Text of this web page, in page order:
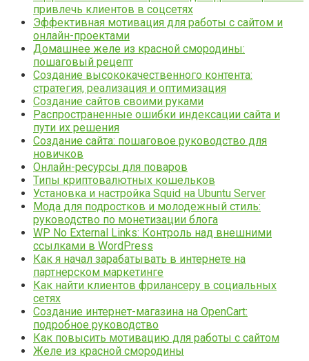
привлечь клиентов в соцсетях
Эффективная мотивация для работы с сайтом и
онлайн-проектами
Домашнее желе из красной смородины:
пошаговый рецепт
Создание высококачественного контента:
стратегия, реализация и оптимизация
Создание сайтов своими руками
Распространенные ошибки индексации сайта и
пути их решения
Создание сайта: пошаговое руководство для
новичков
Онлайн-ресурсы для поваров
Типы криптовалютных кошельков
Установка и настройка Squid на Ubuntu Server
Мода для подростков и молодежный стиль:
руководство по монетизации блога
WP No External Links: Контроль над внешними
ссылками в WordPress
Как я начал зарабатывать в интернете на
партнерском маркетинге
Как найти клиентов фрилансеру в социальных
сетях
Создание интернет-магазина на OpenCart:
подробное руководство
Как повысить мотивацию для работы с сайтом
Желе из красной смородины